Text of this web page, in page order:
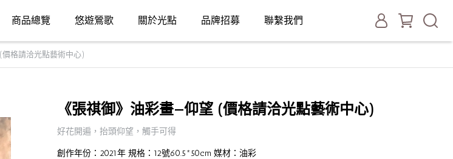
商品總覽 悠遊鶯歌 關於光點 品牌招募 聯繫我們
價格請洽光點藝術中心)
《張祺御》油彩畫—仰望 (價格請洽光點藝術中心)
好花開遍，抬頭仰望，觸手可得
創作年份：2021年 規格：12號60.5*50cm 媒材：油彩